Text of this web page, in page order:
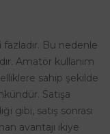
Bu nedenle
Amatör kullanım
sahip şekilde
Satışa
gibi, satış sonrası
avantajı ikiye